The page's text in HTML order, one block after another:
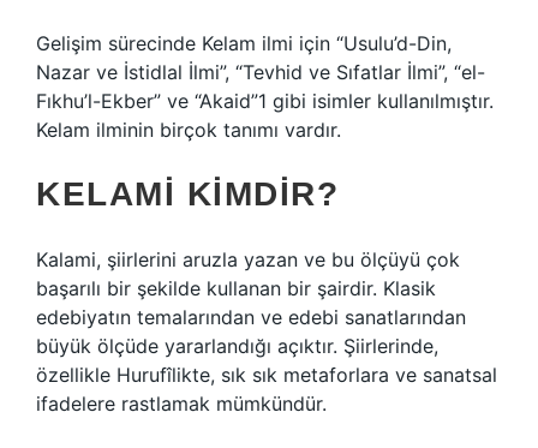
Gelişim sürecinde Kelam ilmi için “Usulu’d-Din,
Nazar ve İstidlal İlmi”, “Tevhid ve Sıfatlar İlmi”, “el-
Fıkhu’l-Ekber” ve “Akaid”1 gibi isimler kullanılmıştır.
Kelam ilminin birçok tanımı vardır.
KELAMI KIMDIR?
Kalami, şiirlerini aruzla yazan ve bu ölçüyü çok
başarılı bir şekilde kullanan bir şairdir. Klasik
edebiyatın temalarından ve edebi sanatlarından
büyük ölçüde yararlandığı açıktır. Şiirlerinde,
özellikle Hurufîlikte, sık sık metaforlara ve sanatsal
ifadelere rastlamak mümkündür.